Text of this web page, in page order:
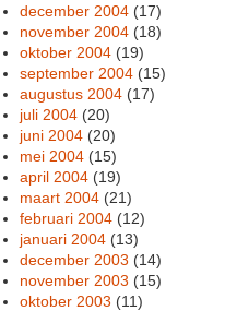
december 2004 (17)
november 2004 (18)
oktober 2004 (19)
september 2004 (15)
augustus 2004 (17)
juli 2004 (20)
juni 2004 (20)
mei 2004 (15)
april 2004 (19)
maart 2004 (21)
februari 2004 (12)
januari 2004 (13)
december 2003 (14)
november 2003 (15)
oktober 2003 (11)